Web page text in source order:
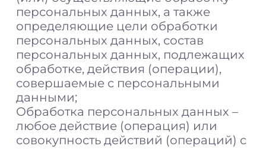
персональных данных, а также
определяющие цели обработки
персональных данных, состав
персональных данных, подлежащих
обработке, действия (операции),
совершаемые с персональными
данными;
Обработка персональных данных –
любое действие (операция) или
совокупность действий (операций) с